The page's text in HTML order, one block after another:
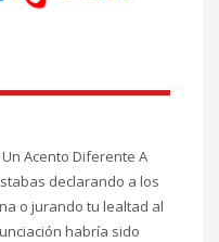
Acento Diferente A
declarando a los
o jurando tu lealtad al
habría sido